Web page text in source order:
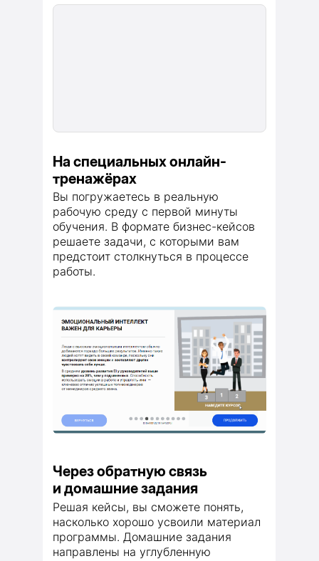
Через обратную связь
и домашние задания
Решая кейсы, вы сможете понять,
насколько хорошо усвоили материал
программы. Домашние задания
направлены на углубленную
На специальных онлайн-
тренажёрах
Вы погружаетесь в реальную
рабочую среду с первой минуты
обучения. В формате бизнес-кейсов
решаете задачи, с которыми вам
предстоит столкнуться в процессе
работы.